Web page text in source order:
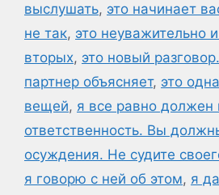
выслушать, это начинает
не так, это неуважительно
вторых, это новый
партнер объясняет, это
вещей, я все равно должен
ответственность. Вы
осуждения. Не судите
я говорю с ней об этом, я